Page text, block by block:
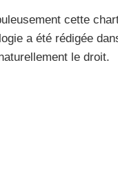
cette
a été rédigée
le droit.